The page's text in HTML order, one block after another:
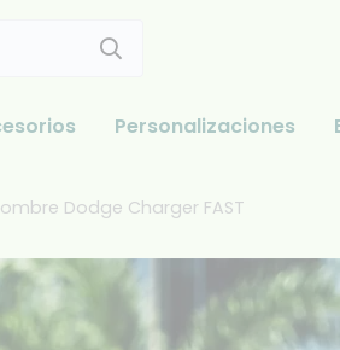
Personalizaciones
Dodge Charger FAST